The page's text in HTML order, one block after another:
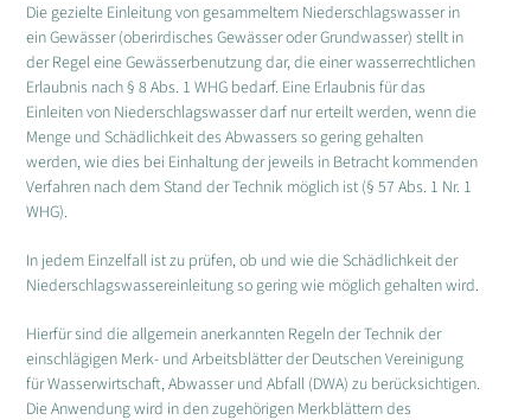
Die gezielte Einleitung von gesammeltem Niederschlagswasser in
ein Gewässer (oberirdisches Gewässer oder Grundwasser) stellt in
der Regel eine Gewässerbenutzung dar, die einer wasserrechtlichen
Erlaubnis nach § 8 Abs. 1 WHG bedarf. Eine Erlaubnis für das
Einleiten von Niederschlagswasser darf nur erteilt werden, wenn die
Menge und Schädlichkeit des Abwassers so gering gehalten
werden, wie dies bei Einhaltung der jeweils in Betracht kommenden
Verfahren nach dem Stand der Technik möglich ist (§ 57 Abs. 1 Nr. 1
WHG).
In jedem Einzelfall ist zu prüfen, ob und wie die Schädlichkeit der
Niederschlagswassereinleitung so gering wie möglich gehalten wird.
Hierfür sind die allgemein anerkannten Regeln der Technik der
einschlägigen Merk- und Arbeitsblätter der Deutschen Vereinigung
für Wasserwirtschaft, Abwasser und Abfall (DWA) zu berücksichtigen.
Die Anwendung wird in den zugehörigen Merkblättern des